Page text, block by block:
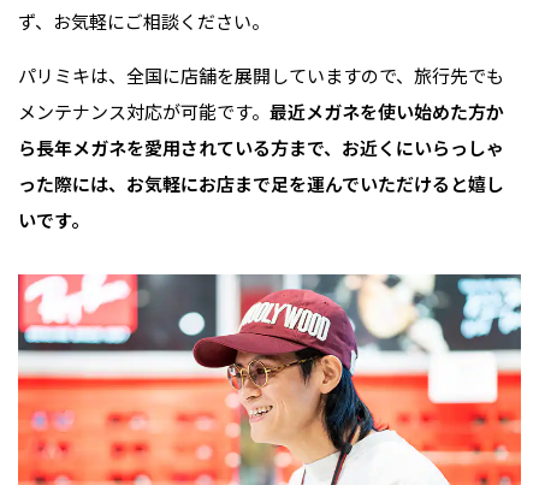
ず、お気軽にご相談ください。
パリミキは、全国に店舗を展開していますので、旅行先でも
メンテナンス対応が可能です。 最近メガネを使い始めた方か
ら長年メガネを愛用されている方まで、お近くにいらっしゃ
った際には、お気軽にお店まで足を運んでいただけると嬉し
いです。